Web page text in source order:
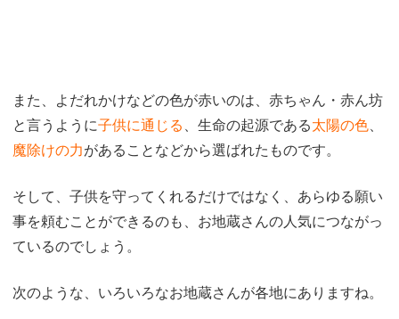
また、よだれかけなどの色が赤いのは、赤ちゃん・赤ん坊
と言うように子供に通じる 、生命の起源である太陽の色
魔除けの力があることなどから選ばれたものです。
そして、子供を守ってくれるだけではなく、あらゆる願い
事を頼むことができるのも、お地蔵さんの人気につながっ
ているのでしょう。
次のような、いろいろなお地蔵さんが各地にありますね。